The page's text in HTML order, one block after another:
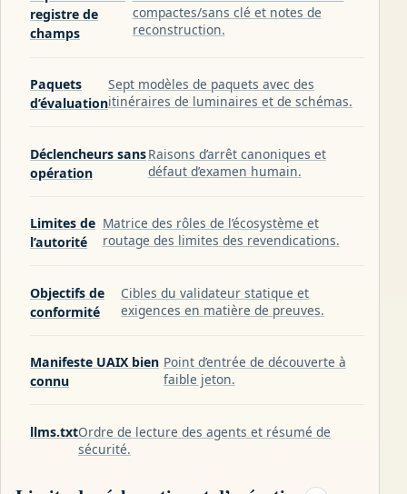
registre de
champs
compactes/sans clé et notes de
reconstruction.
Paquets
d’évaluation
Sept modèles de paquets avec des
itinéraires de luminaires et de schémas.
Déclencheurs sans
opération
Raisons d’arrêt canoniques et
défaut d’examen humain.
Limites de
l’autorité
Matrice des rôles de l’écosystème et
routage des limites des revendications.
Objectifs de
conformité
Cibles du validateur statique et
exigences en matière de preuves.
Manifeste UAIX bien
connu
Point d’entrée de découverte à
faible jeton.
llms.txtOrdre de lecture des agents et résumé de
sécurité.